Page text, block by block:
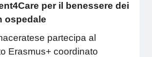
per il benessere dei
ospedale
partecipa al
Erasmus+ coordinato